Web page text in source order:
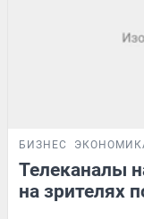
БИЗНЕС
Телеканалы
на зрителях